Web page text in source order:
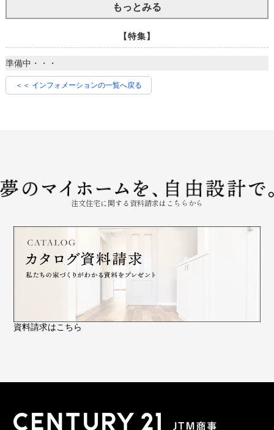
もっとみる
【特集】
準備中・・・
＜＜ インフォメーションの一覧へ戻る
注文住宅に関する資料請求はこちらから
資料請求はこちら